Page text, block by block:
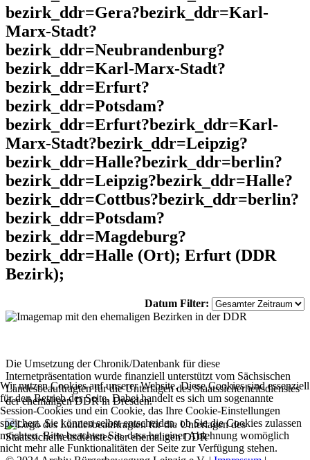
bezirk_ddr=Gera?bezirk_ddr=Karl-
Marx-Stadt?
bezirk_ddr=Neubrandenburg?
bezirk_ddr=Karl-Marx-Stadt?
bezirk_ddr=Erfurt?
bezirk_ddr=Potsdam?
bezirk_ddr=Erfurt?bezirk_ddr=Karl-
Marx-Stadt?bezirk_ddr=Leipzig?
bezirk_ddr=Halle?bezirk_ddr=berlin?
bezirk_ddr=Leipzig?bezirk_ddr=Halle?
bezirk_ddr=Cottbus?bezirk_ddr=berlin?
bezirk_ddr=Potsdam?
bezirk_ddr=Magdeburg?
bezirk_ddr=Halle (Ort); Erfurt (DDR
Bezirk);
Datum Filter:
Die Umsetzung der Chronik/Datenbank für diese
Internetpräsentation wurde finanziell unterstützt vom Sächsischen
Landesbeauftragten für die Unterlagen des Staatssicherheitsdienstes
der ehemaligen DDR in Dresden.
Wir nutzen Cookies auf unserer Website. Diese Cookies sind essenziell
für den Betrieb der Seite. Dabei handelt es sich um sogenannte
Session-Cookies und ein Cookie, das Ihre Cookie-Einstellungen
speichert. Sie können selbst entscheiden, ob Sie die Cookies zulassen
möchten. Bitte beachten Sie, dass bei einer Ablehnung womöglich
nicht mehr alle Funktionalitäten der Seite zur Verfügung stehen.